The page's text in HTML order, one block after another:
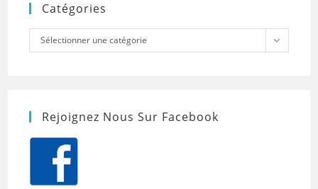
Catégories
Catégories
Sélectionner une catégorie
Rejoignez Nous Sur Facebook